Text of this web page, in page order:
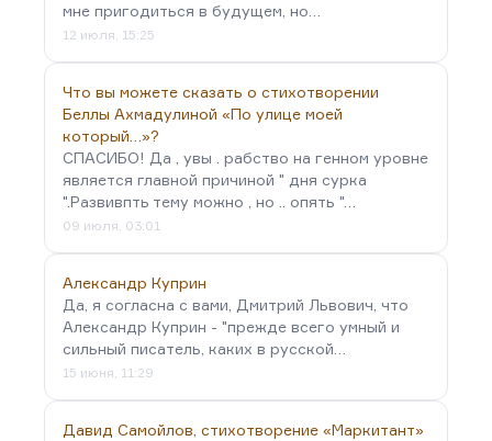
мне пригодиться в будущем, но…
12 июля, 15:25
Что вы можете сказать о стихотворении
Беллы Ахмадулиной «По улице моей
который…»?
СПАСИБО! Да , увы . рабство на генном уровне
является главной причиной " дня сурка
".Развивпть тему можно , но .. опять "…
09 июля, 03:01
Александр Куприн
Да, я согласна с вами, Дмитрий Львович, что
Александр Куприн - "прежде всего умный и
сильный писатель, каких в русской…
15 июня, 11:29
Давид Самойлов, стихотворение «Маркитант»